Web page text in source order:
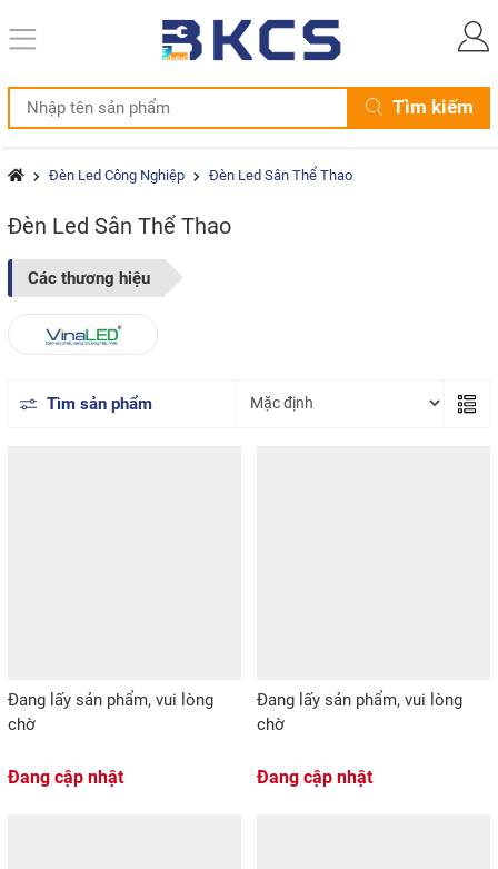
Tìm kiếm
Đèn Led Công Nghiệp Đèn Led Sân Thể Thao
Đèn Led Sân Thể Thao
Các thương hiệu
Tìm sản phẩm
Đang lấy sản phẩm, vui lòng
chờ
Đang cập nhật
Đang lấy sản phẩm, vui lòng
chờ
Đang cập nhật